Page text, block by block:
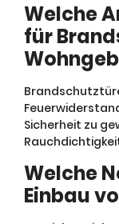
Welche
für
Sicherheit zu
Welche
Einbau